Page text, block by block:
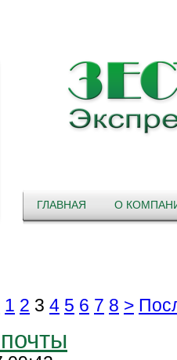
ГЛАВНАЯ О
1 2 3 4 5 6 7 8 >